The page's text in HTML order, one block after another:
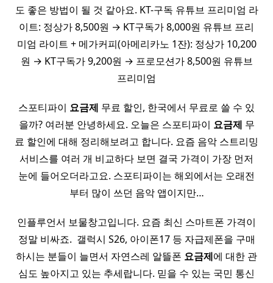
도 좋은 방법이 될 것 같아요. KT-구독 유튜브 프리미엄 라
이트: 정상가 8,500원 → KT구독가 8,000원 유튜브 프리
미엄 라이트 + 메가커피(아메리카노 1잔): 정상가 10,200
원 → KT구독가 9,200원 → 프로모션가 8,500원 유튜브
프리미엄
스포티파이 요금제 무료 할인, 한국에서 무료로 쓸 수 있
을까? 여러분 안녕하세요. 오늘은 스포티파이 요금제 무
료 할인에 대해 정리해보려고 합니다. 요즘 음악 스트리밍
서비스를 여러 개 비교하다 보면 결국 가격이 가장 먼저
눈에 들어오더라고요. 스포티파이는 해외에서는 오래전
부터 많이 쓰던 음악 앱이지만…
인플루언서 보물창고입니다. 요즘 최신 스마트폰 가격이
정말 비싸죠. ​ 갤럭시 S26, 아이폰17 등 자급제폰을 구매
하시는 분들이 늘면서 자연스레 알뜰폰 요금제에 대한 관
심도 높아지고 있는 추세랍니다. 믿을 수 있는 국민 통신